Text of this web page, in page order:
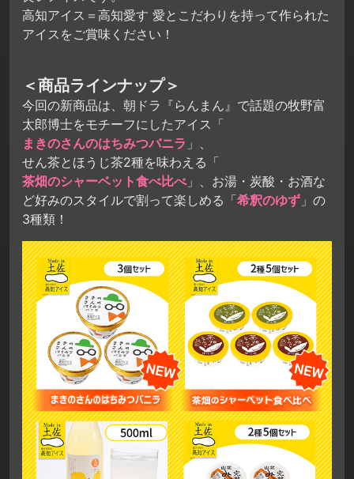
高知アイス＝高知愛す 愛とこだわりを持って作られた
アイスをご賞味ください！
＜商品ラインナップ＞
今回の新商品は、朝ドラ『らんまん』で話題の牧野富
太郎博士をモチーフにしたアイス「
まきのさんのはちみつバニラ 」、
せん茶とほうじ茶2種を味わえる「
茶畑のシャーベット食べ比べ」、お湯・炭酸・お酒な
ど好みのスタイルで割って楽しめる「希釈のゆず 」の
3種類！